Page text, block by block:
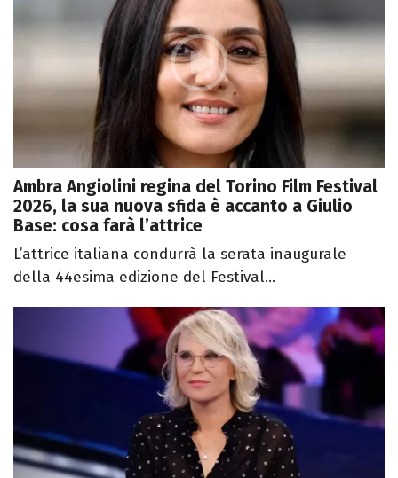
Ambra Angiolini regina del Torino Film Festival
2026, la sua nuova sfida è accanto a Giulio
Base: cosa farà l’attrice
L’attrice italiana condurrà la serata inaugurale
della 44esima edizione del Festival...